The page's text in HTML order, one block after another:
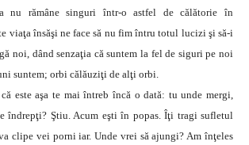
nu rămâne singuri într-o astfel de călătorie în
viaţa însăşi ne face să nu fim întru totul lucizi şi să-i
noi, dând senzaţia că suntem la fel de siguri pe noi
suntem; orbi călăuziţi de alţi orbi.
este aşa te mai întreb încă o dată: tu unde mergi,
îndrepţi? Ştiu. Acum eşti în popas. Îţi tragi sufletul
clipe vei porni iar. Unde vrei să ajungi? Am înţeles